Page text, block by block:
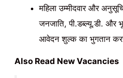
महिला उम्मीदवार और
जनजाति, पी.डब्ल्यू.डी. और
आवेदन शुल्क का भुगतान
Also Read New Vacancies